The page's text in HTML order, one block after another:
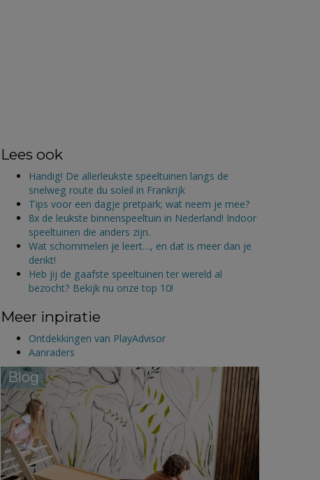
Lees ook
Handig! De allerleukste speeltuinen langs de
snelweg route du soleil in Frankrijk
Tips voor een dagje pretpark; wat neem je mee?
8x de leukste binnenspeeltuin in Nederland! Indoor
speeltuinen die anders zijn.
Wat schommelen je leert…, en dat is meer dan je
denkt!
Heb jij de gaafste speeltuinen ter wereld al
bezocht? Bekijk nu onze top 10!
Meer inpiratie
Ontdekkingen van PlayAdvisor
Aanraders
Blog